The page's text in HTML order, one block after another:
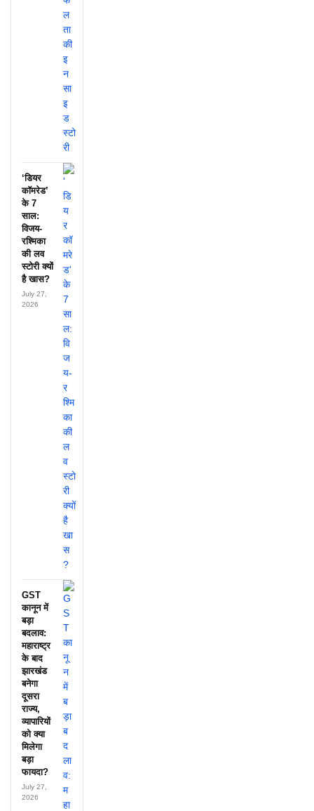
‘डियर
कॉमरेड’
के 7
साल:
विजय-
रश्मिका
की लव
स्टोरी क्यों
है खास?
July 27,
2026
GST
कानून में
बड़ा
बदलाव:
महाराष्ट्र
के बाद
झारखंड
बनेगा
दूसरा
राज्य,
व्यापारियों
को क्या
मिलेगा
बड़ा
फायदा?
July 27,
2026